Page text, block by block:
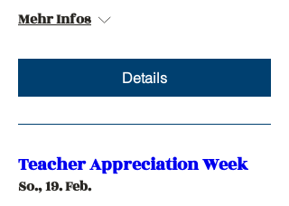
Mehr Infos
Details
Teacher Appreciation Week
So., 19. Feb.